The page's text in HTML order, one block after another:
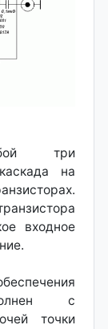
три
на
входное
с
точки